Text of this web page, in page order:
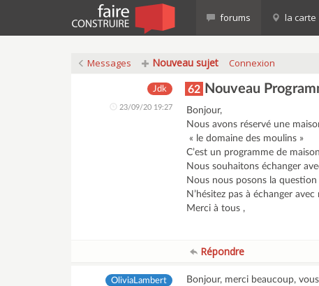
forums la carte
Messages Nouveau sujet Connexion
Jdk
23/09/20 19:27
62 Nouveau
Bonjour,
Nous avons réservé une
« le domaine des moulins »
C’est un programme de
Nous souhaitons échanger
Nous nous posons la
N’hésitez pas à échanger
Merci à tous ,
Répondre
OliviaLambert Bonjour, merci beaucoup,